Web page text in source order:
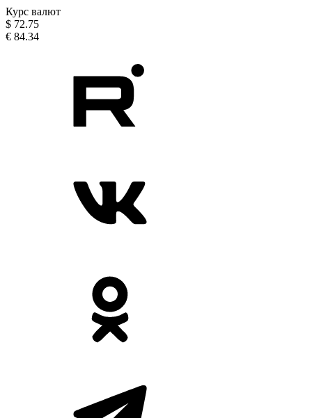
Курс валют
$ 72.75
€ 84.34